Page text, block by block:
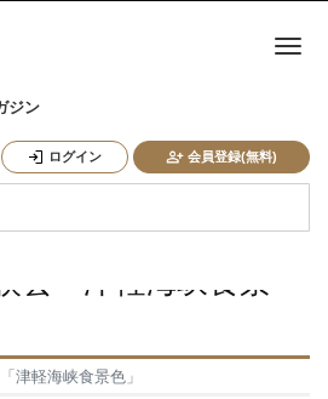
ジン
ログイン 会員登録(無料)
ナ
会「津軽海峡食景
津軽海峡食景色」